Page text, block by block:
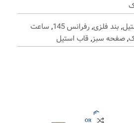
, بند فلزی,رفرانس 145 , ساعت
,صفحه سبز, قاب استیل